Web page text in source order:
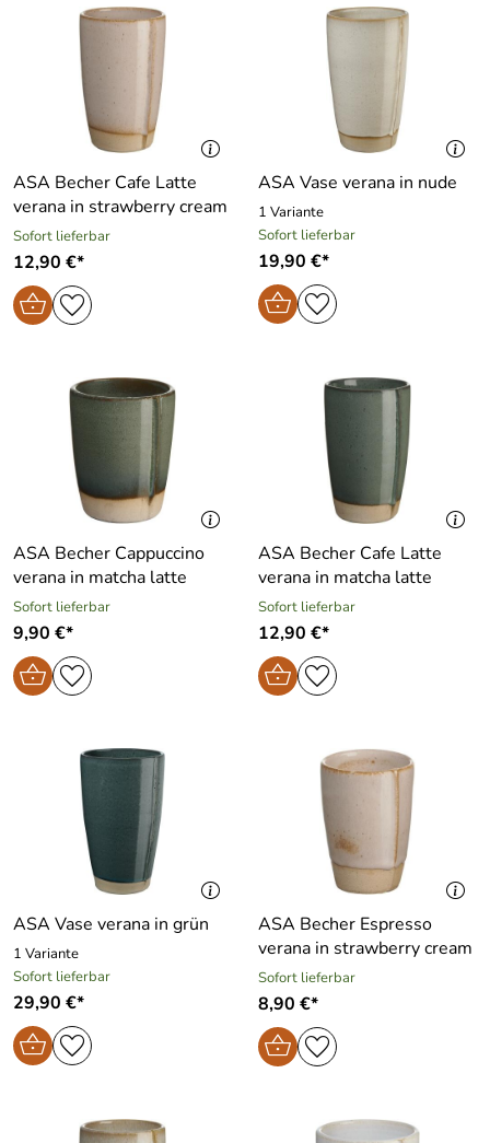
ASA Becher Cafe Latte
verana in strawberry cream
Sofort lieferbar
12,90 €*
ASA Vase verana in nude
1 Variante
Sofort lieferbar
19,90 €*
ASA Becher Cappuccino
verana in matcha latte
Sofort lieferbar
9,90 €*
ASA Becher Cafe Latte
verana in matcha latte
Sofort lieferbar
12,90 €*
ASA Vase verana in grün
1 Variante
Sofort lieferbar
29,90 €*
ASA Becher Espresso
verana in strawberry cream
Sofort lieferbar
8,90 €*